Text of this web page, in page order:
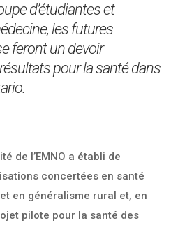
d’étudiantes et
les futures
feront un devoir
pour la santé dans
de l’EMNO a établi de
concertées en santé
en généralisme rural et, en
pilote pour la santé des